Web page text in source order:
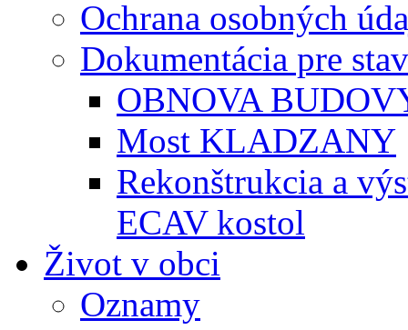
Ochrana osobných
Dokumentácia pre
OBNOVA
Most KLADZANY
Rekonštrukcia a
ECAV kostol
Život v obci
Oznamy